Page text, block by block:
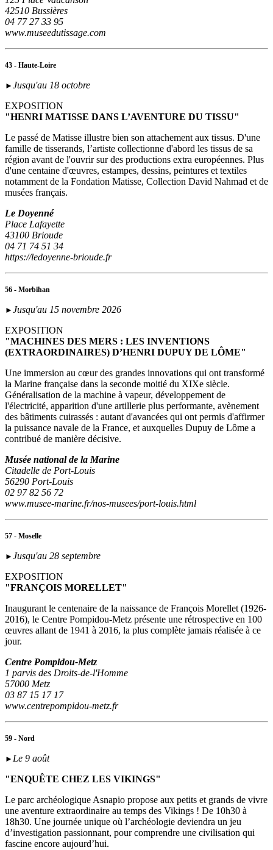
42510 Bussières
04 77 27 33 95
www.museedutissage.com
43 - Haute-Loire
► Jusqu'au 18 octobre
EXPOSITION
"HENRI MATISSE DANS L’AVENTURE DU TISSU"
Le passé de Matisse illustre bien son attachement aux tissus. D'une
famille de tisserands, l’artiste collectionne d'abord les tissus de sa
région avant de l'ouvrir sur des productions extra européennes. Plus
d'une centaine d'œuvres, estampes, dessins, peintures et textiles
notamment de la Fondation Matisse, Collection David Nahmad et de
musées français.
Le Doyenné
Place Lafayette
43100 Brioude
04 71 74 51 34
https://ledoyenne-brioude.fr
56 - Morbihan
► Jusqu'au 15 novembre 2026
EXPOSITION
"MACHINES DES MERS : LES INVENTIONS
(EXTRAORDINAIRES) D’HENRI DUPUY DE LÔME"
Une immersion au cœur des grandes innovations qui ont transformé
la Marine française dans la seconde moitié du XIXe siècle.
Généralisation de la machine à vapeur, développement de
l'électricité, apparition d'une artillerie plus performante, avènement
des bâtiments cuirassés : autant d'avancées qui ont permis d'affirmer
la puissance navale de la France, et auxquelles Dupuy de Lôme a
contribué de manière décisive.
Musée national de la Marine
Citadelle de Port-Louis
56290 Port-Louis
02 97 82 56 72
www.musee-marine.fr/nos-musees/port-louis.html
57 - Moselle
► Jusqu'au 28 septembre
EXPOSITION
"FRANÇOIS MORELLET"
Inaugurant le centenaire de la naissance de François Morellet (1926-
2016), le Centre Pompidou-Metz présente une rétrospective en 100
œuvres allant de 1941 à 2016, la plus complète jamais réalisée à ce
jour.
Centre Pompidou-Metz
1 parvis des Droits-de-l'Homme
57000 Metz
03 87 15 17 17
www.centrepompidou-metz.fr
59 - Nord
► Le 9 août
"ENQUÊTE CHEZ LES VIKINGS"
Le parc archéologique Asnapio propose aux petits et grands de vivre
une aventure extraordinaire au temps des Vikings ! De 10h30 à
18h30. Une journée unique où l’archéologie deviendra un jeu
d’investigation passionnant, pour comprendre une civilisation qui
fascine encore aujourd’hui.